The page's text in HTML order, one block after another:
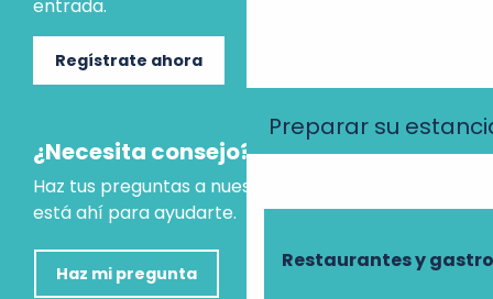
Preparar su
Restaurantes y
entrada.
Regístrate ahora
¿Necesita consejo?
Haz tus preguntas a nuestro asistente virtual, que
está ahí para ayudarte.
Haz mi pregunta